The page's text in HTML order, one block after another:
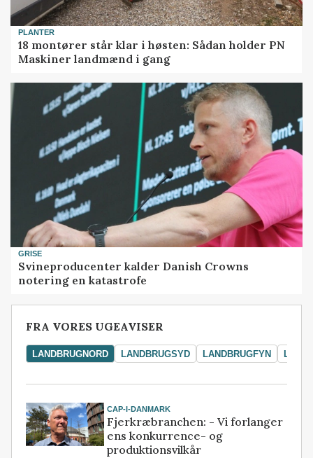
PLANTER
18 montører står klar i høsten: Sådan holder PN
Maskiner landmænd i gang
GRISE
Svineproducenter kalder Danish Crowns
notering en katastrofe
FRA VORES UGEAVISER
LANDBRUGNORD LANDBRUGSYD LANDBRUGFYN
CAP-I-DANMARK
Fjerkræbranchen: - Vi forlanger
ens konkurrence- og
produktionsvilkår